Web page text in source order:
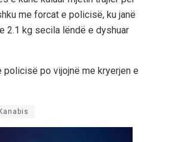
me forcat e policisë, ku janë
2.1 kg secila lëndë e dyshuar
policisë po vijojnë me kryerjen e
Kanabis